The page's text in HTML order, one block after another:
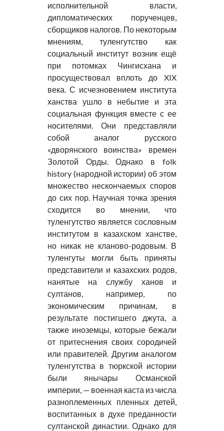
исполнительной власти,
дипломатических порученцев,
сборщиков налогов. По некоторым
мнениям, туленгутство как
социальный институт возник ещё
при потомках Чингисхана и
просуществовал вплоть до XIX
века. С исчезновением института
ханства ушло в небытие и эта
социальная функция вместе с ее
носителями. Они представляли
собой аналог русского
«дворянского воинства» времен
Золотой Орды. Однако в folk
history (народной истории) об этом
множество нескончаемых споров
до сих пор. Научная точка зрения
сходится во мнении, что
туленгутство является сословным
институтом в казахском ханстве,
но никак не кланово-родовым. В
туленгуты могли быть приняты
представители и казахских родов,
нанятые на службу ханов и
султанов, например, по
экономическим причинам, в
результате постигшего джута, а
также иноземцы, которые бежали
от притеснения своих сородичей
или правителей. Другим аналогом
туленгутства в тюркской истории
были янычары Османской
империи, — военная каста из числа
разноплеменных пленных детей,
воспитанных в духе преданности
султанской династии. Однако для